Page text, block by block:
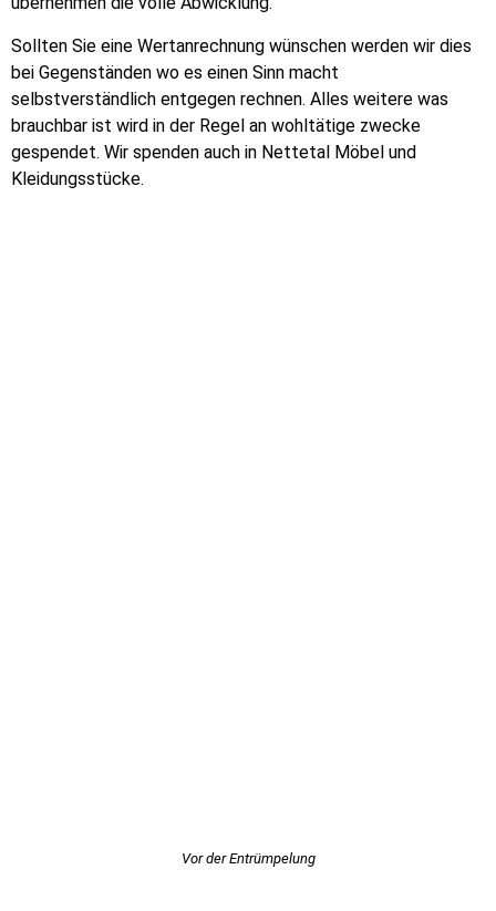
Sollten Sie eine Wertanrechnung wünschen werden wir dies
bei Gegenständen wo es einen Sinn macht
selbstverständlich entgegen rechnen. Alles weitere was
brauchbar ist wird in der Regel an wohltätige zwecke
gespendet. Wir spenden auch in Nettetal Möbel und
Kleidungsstücke.
Vor der Entrümpelung